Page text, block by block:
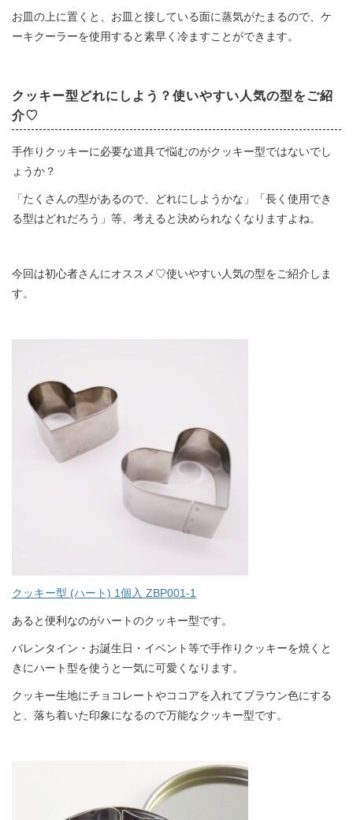
お皿の上に置くと、お皿と接している面に蒸気がたまるので、ケ
ーキクーラーを使用すると素早く冷ますことができます。
クッキー型どれにしよう？使いやすい人気の型をご紹
介♡
手作りクッキーに必要な道具で悩むのがクッキー型ではないでし
ょうか？
「たくさんの型があるので、どれにしようかな」「長く使用でき
る型はどれだろう」等、考えると決められなくなりますよね。
今回は初心者さんにオススメ♡使いやすい人気の型をご紹介しま
す。
クッキー型 (ハート) 1個入 ZBP001-1
あると便利なのがハートのクッキー型です。
バレンタイン・お誕生日・イベント等で手作りクッキーを焼くと
きにハート型を使うと一気に可愛くなります。
クッキー生地にチョコレートやココアを入れてブラウン色にする
と、落ち着いた印象になるので万能なクッキー型です。